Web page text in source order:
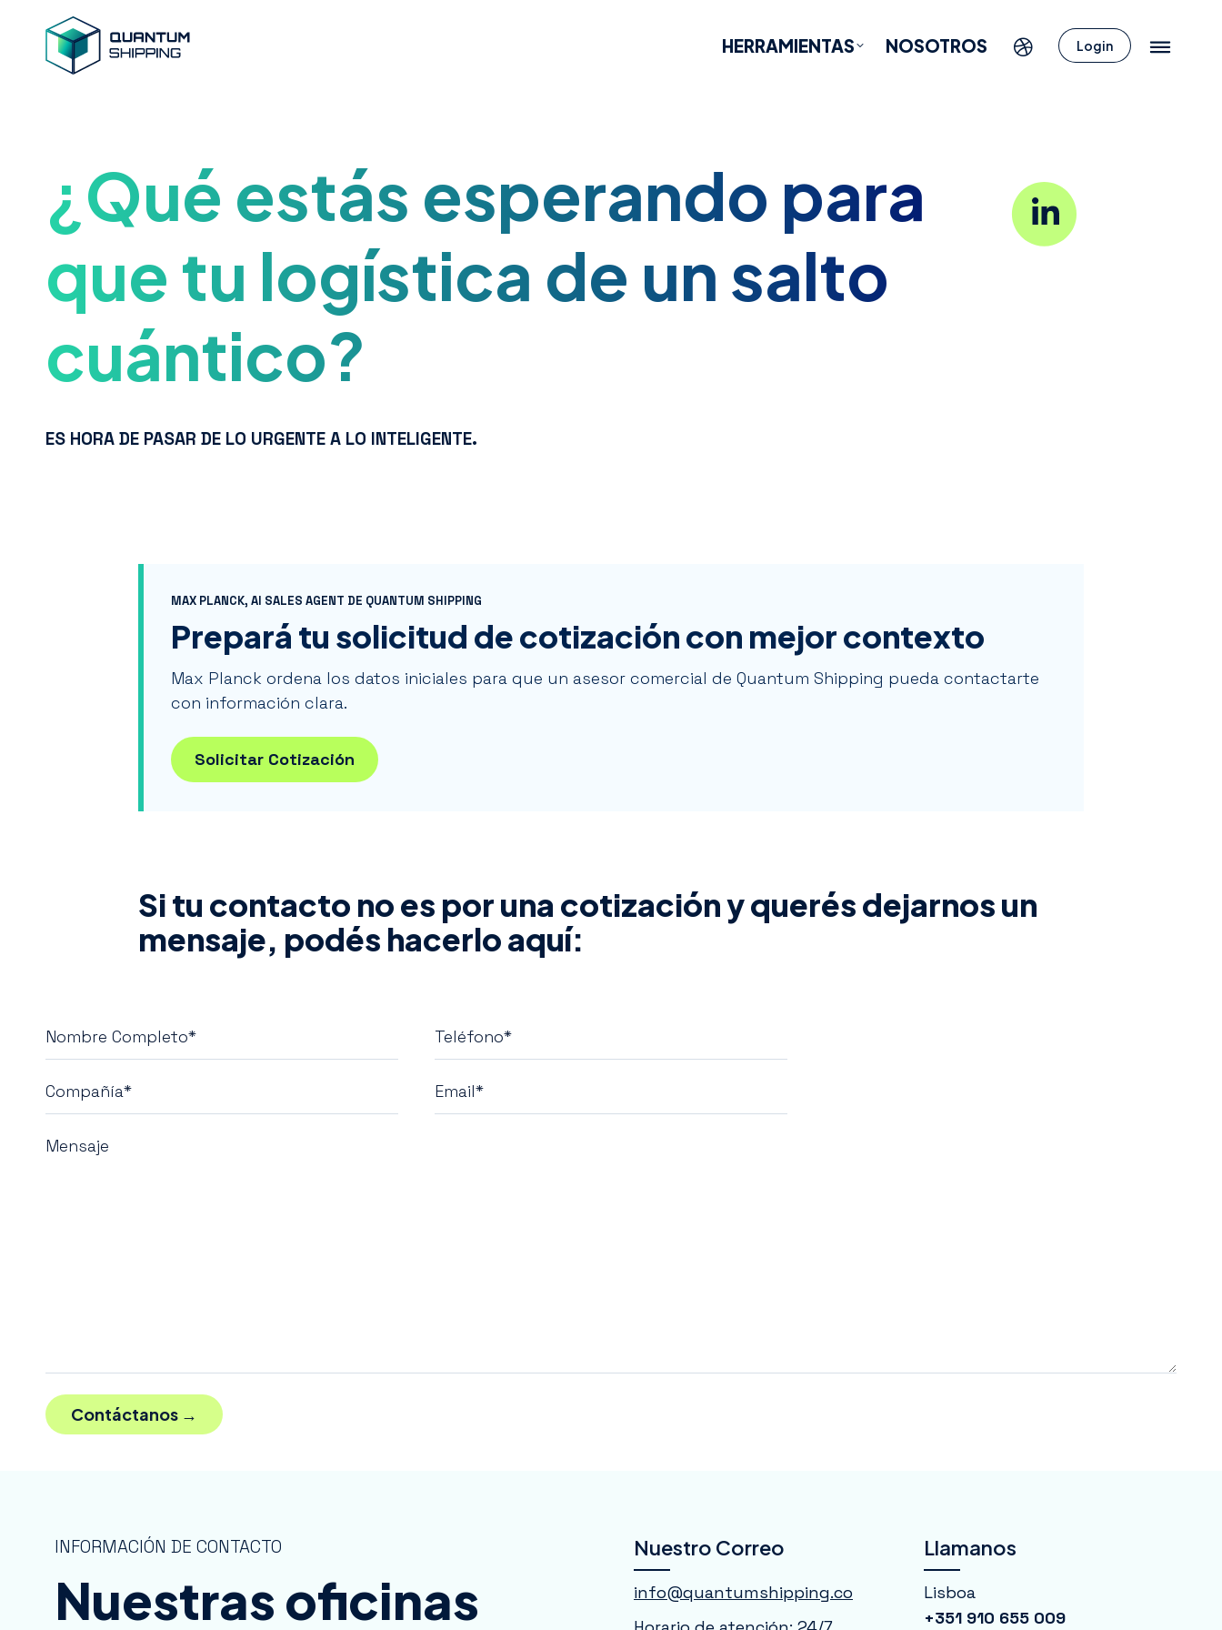
HERRAMIENTAS NOSOTROS Login
¿Qué estás esperando para
que tu logística de un salto
cuántico?
ES HORA DE PASAR DE LO URGENTE A LO INTELIGENTE.
MAX PLANCK, AI SALES AGENT DE QUANTUM SHIPPING
Prepará tu solicitud de cotización con mejor contexto
Max Planck ordena los datos iniciales para que un asesor comercial de Quantum Shipping pueda contactarte
con información clara.
Solicitar Cotización
Si tu contacto no es por una cotización y querés dejarnos un
mensaje, podés hacerlo aquí:
INFORMACIÓN DE CONTACTO
Nuestras oficinas
Nuestro Correo
info@quantumshipping.co
Llamanos
Lisboa
+351 910 655 009